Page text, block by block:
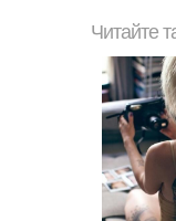
Читайте